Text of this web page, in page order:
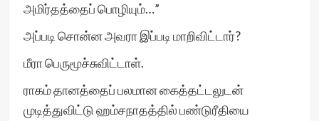
அமிர்தத்தைப் பொழியும்…”
அப்படி சொன்ன அவரா இப்படி மாறிவிட்டார்?
மீரா பெருமூச்சுவிட்டாள்.
ராகம் தானத்தைப் பலமான கைத்தட்டலுடன்
முடித்துவிட்டு ஹம்சநாதத்தில் பண்டுரீதியை